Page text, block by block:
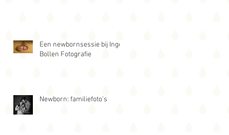
Een newbornsessie bij Inge
Bollen Fotografie
Newborn: familiefoto's